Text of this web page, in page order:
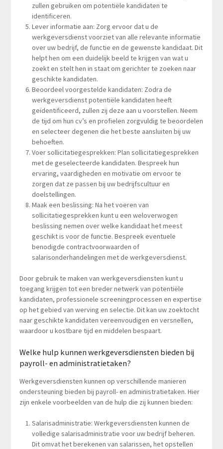
zullen gebruiken om potentiële kandidaten te
identificeren.
Lever informatie aan: Zorg ervoor dat u de
werkgeversdienst voorziet van alle relevante informatie
over uw bedrijf, de functie en de gewenste kandidaat. Dit
helpt hen om een duidelijk beeld te krijgen van wat u
zoekt en stelt hen in staat om gerichter te zoeken naar
geschikte kandidaten.
Beoordeel voorgestelde kandidaten: Zodra de
werkgeversdienst potentiële kandidaten heeft
geïdentificeerd, zullen zij deze aan u voorstellen. Neem
de tijd om hun cv’s en profielen zorgvuldig te beoordelen
en selecteer degenen die het beste aansluiten bij uw
behoeften.
Voer sollicitatiegesprekken: Plan sollicitatiegesprekken
met de geselecteerde kandidaten. Bespreek hun
ervaring, vaardigheden en motivatie om ervoor te
zorgen dat ze passen bij uw bedrijfscultuur en
doelstellingen.
Maak een beslissing: Na het voeren van
sollicitatiegesprekken kunt u een weloverwogen
beslissing nemen over welke kandidaat het meest
geschikt is voor de functie. Bespreek eventuele
benodigde contractvoorwaarden of
salarisonderhandelingen met de werkgeversdienst.
Door gebruik te maken van werkgeversdiensten kunt u
toegang krijgen tot een breder netwerk van potentiële
kandidaten, professionele screeningprocessen en expertise
op het gebied van werving en selectie. Dit kan uw zoektocht
naar geschikte kandidaten vereenvoudigen en versnellen,
waardoor u kostbare tijd en middelen bespaart.
Welke hulp kunnen werkgeversdiensten bieden bij
payroll- en administratietaken?
Werkgeversdiensten kunnen op verschillende manieren
ondersteuning bieden bij payroll- en administratietaken. Hier
zijn enkele voorbeelden van de hulp die zij kunnen bieden:
Salarisadministratie: Werkgeversdiensten kunnen de
volledige salarisadministratie voor uw bedrijf beheren.
Dit omvat het berekenen van salarissen, het opstellen